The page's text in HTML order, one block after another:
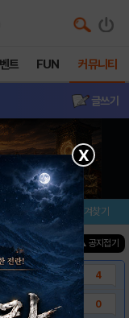
트 FUN 커뮤니티
글쓰기
가 즐겨찾기
인 이벤트 0건 ▲ 공지접기
4
0
X